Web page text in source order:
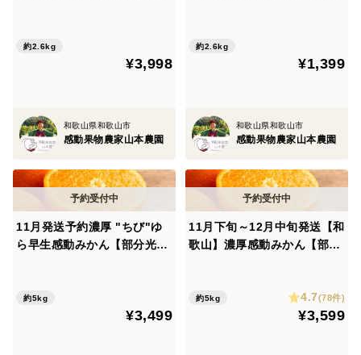
中々分解されず、地中の中で埋もれてしまいがちなの
ですが、注目した土壌微生物の活動によって、無駄なく
ました。甘さとうまさを生み出すオリジナル配分の骨粉
肥料を活用しています。
【全量糖度光センサー選別】
どれだけの技術を確立しようが、やはり自然のもの、
味わいに個体差が出てしまうのは仕方ありません。どれ
を食べてもて美味しい、次々と食べたい！をお届けする
全量選別しています。今回は17度以上保証という約束さ
れたおいしさでご用意させていただきました！
約2.6kg
¥3,998
和歌山県和歌山市
感動果物農家山本農園
約2.6kg
¥1,399
和歌山県和歌山市
感動果物農家山本農園
11月発送予約濃厚 "ちび"ゆ
ら早生感動みかん【部分光セ
約5kg
¥3,499
11月下旬～12月中旬発送【和
歌山】濃厚感動みかん【部分
約5kg 4.7(78件)
¥3,599